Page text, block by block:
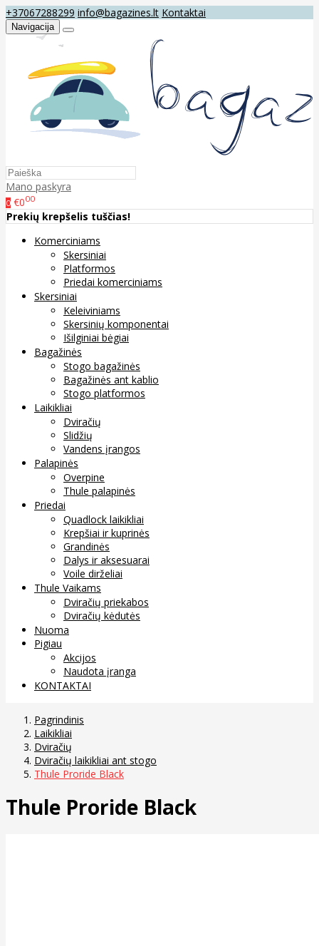
+37067288299 info@bagazines.lt Kontaktai
Navigacija
Mano paskyra
0 €000
Prekių krepšelis tuščias!
Komerciniams
Skersiniai
Platformos
Priedai komerciniams
Skersiniai
Keleiviniams
Skersinių komponentai
Išilginiai bėgiai
Bagažinės
Stogo bagažinės
Bagažinės ant kablio
Stogo platformos
Laikikliai
Dviračių
Slidžių
Vandens įrangos
Palapinės
Overpine
Thule palapinės
Priedai
Quadlock laikikliai
Krepšiai ir kuprinės
Grandinės
Dalys ir aksesuarai
Voile dirželiai
Thule Vaikams
Dviračių priekabos
Dviračių kėdutės
Nuoma
Pigiau
Akcijos
Naudota įranga
KONTAKTAI
Pagrindinis
Laikikliai
Dviračių
Dviračių laikikliai ant stogo
Thule Proride Black
Thule Proride Black